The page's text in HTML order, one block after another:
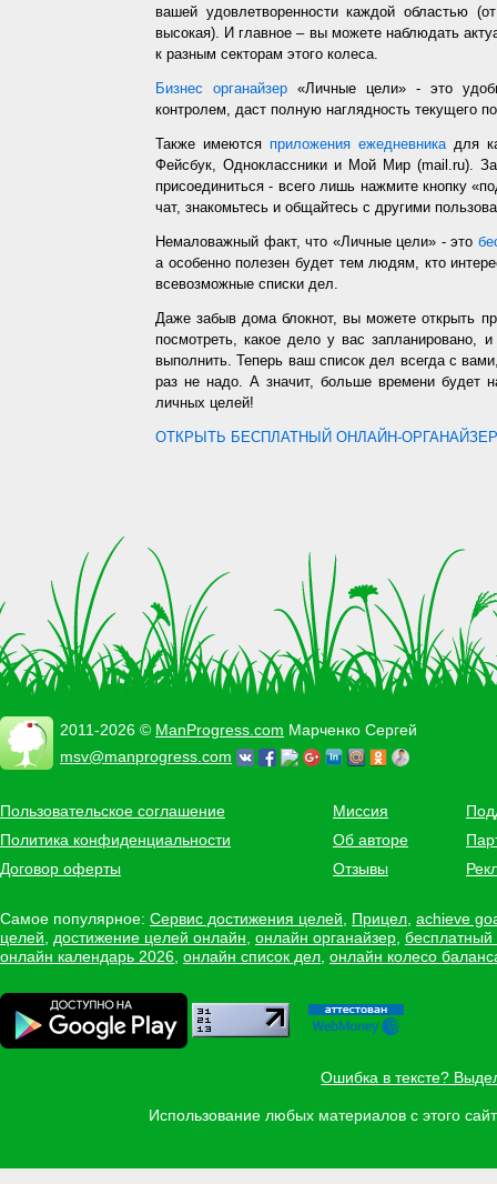
вашей удовлетворенности каждой областью
высокая). И главное – вы можете наблюдать
к разным секторам этого колеса.
Бизнес органайзер «Личные цели» - это
контролем, даст полную наглядность текущего
Также имеются приложения ежедневникадля
Фейсбук, Одноклассники и Мой Мир (mail.ru).
присоединиться - всего лишь нажмите кнопку
чат, знакомьтесь и общайтесь с другими
Немаловажный факт, что «Личные цели» - это
а особенно полезен будет тем людям, кто
всевозможные списки дел.
Даже забыв дома блокнот, вы можете открыть
посмотреть, какое дело у вас запланировано,
выполнить. Теперь ваш список дел всегда с
раз не надо. А значит, больше времени будет
личных целей!
ОТКРЫТЬ БЕСПЛАТНЫЙ ОНЛАЙН-
2011-2026 © ManProgress.com Марченко Сергей
msv@manprogress.com
Пользовательское соглашение
Политика конфиденциальности
Договор оферты
Миссия
Об авторе
Отзывы
Самое популярное: Сервис достижения целей Прицел achieve
целей
достижение целей онлайн онлайн органайзер
онлайн календарь 2026 онлайн список дел онлайн колесо
Ошибка в тексте?
Использование любых материалов с этого
Задать вопрос